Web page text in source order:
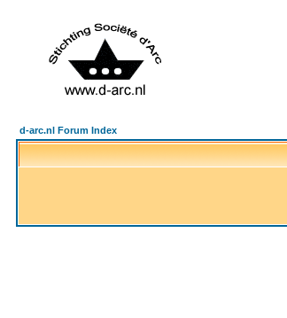
d-arc.nl Forum Index